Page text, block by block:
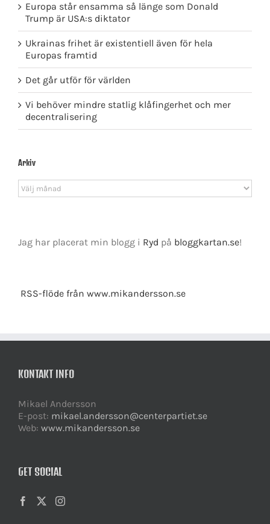
Europa står ensamma så länge som Donald
Trump är USA:s diktator
Ukrainas frihet är existentiell även för hela
Europas framtid
Det går utför för världen
Vi behöver mindre statlig klåfingerhet och mer
decentralisering
Arkiv
Arkiv
Jag har placerat min blogg i Ryd på bloggkartan.se!
RSS-flöde från www.mikandersson.se
KONTAKT INFO
Mikael Andersson
E-post: mikael.andersson@centerpartiet.se
Web: www.mikandersson.se
GET SOCIAL